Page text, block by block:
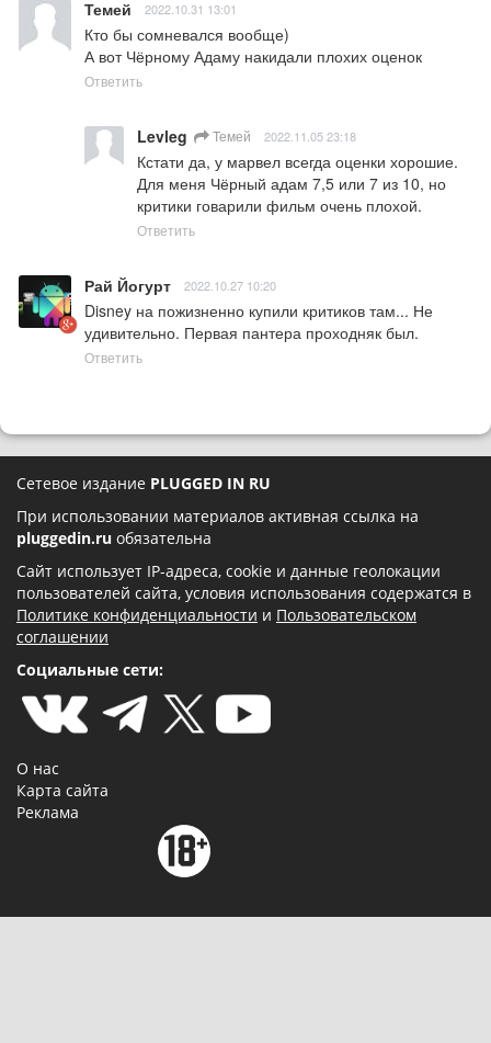
Темей 2022.10.31 13:01
Кто бы сомневался вообще)
А вот Чёрному Адаму накидали плохих оценок
Ответить
Levleg Темей 2022.11.05 23:18
Кстати да, у марвел всегда оценки хорошие.
Для меня Чёрный адам 7,5 или 7 из 10, но
критики говарили фильм очень плохой.
Ответить
Рай Йогурт 2022.10.27 10:20
Disney на пожизненно купили критиков там... Не
удивительно. Первая пантера проходняк был.
Ответить
Сетевое издание PLUGGED IN RU
При использовании материалов активная ссылка на
pluggedin.ru обязательна
Сайт использует IP-адреса, cookie и данные геолокации
пользователей сайта, условия использования содержатся в
Политике конфиденциальности и Пользовательском
соглашении
Социальные сети:
О нас
Карта сайта
Реклама